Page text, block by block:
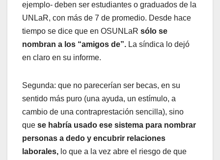
ejemplo- deben ser estudiantes o graduados de la
UNLaR, con más de 7 de promedio. Desde hace
tiempo se dice que en OSUNLaR sólo se
nombran a los “amigos de”. La síndica lo dejó
en claro en su informe.
Segunda: que no parecerían ser becas, en su
sentido más puro (una ayuda, un estímulo, a
cambio de una contraprestación sencilla), sino
que se habría usado ese sistema para nombrar
personas a dedo y encubrir relaciones
laborales, lo que a la vez abre el riesgo de que